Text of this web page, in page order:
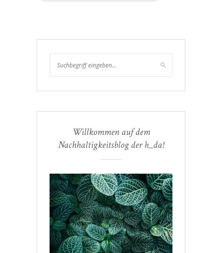
Willkommen auf dem
Nachhaltigkeitsblog der h_da!